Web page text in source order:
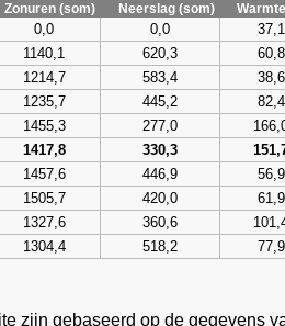
Zonuren (som) Neerslag (som)
0,0 0,0 37,1
1140,1 620,3 60,8
1214,7 583,4 38,6
1235,7 445,2 82,4
1455,3 277,0
1417,8 330,3
1457,6 446,9 56,9
1505,7 420,0 61,9
1327,6 360,6
1304,4 518,2 77,9
zijn gebaseerd op de gegevens